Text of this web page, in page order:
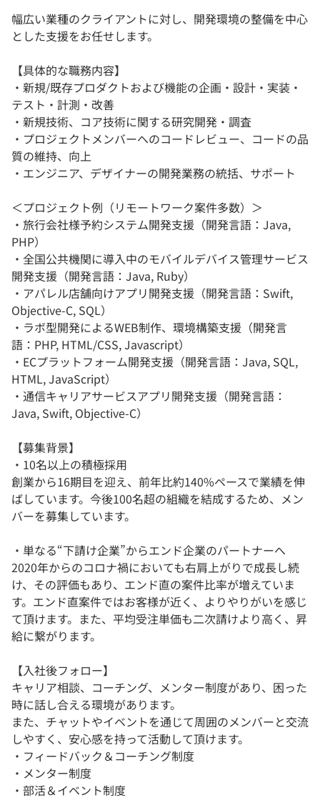
幅広い業種のクライアントに対し、開発環境の整備を中心
とした支援をお任せします。
【具体的な職務内容】
・新規/既存プロダクトおよび機能の企画・設計・実装・
テスト・計測・改善
・新規技術、コア技術に関する研究開発・調査
・プロジェクトメンバーへのコードレビュー、コードの品
質の維持、向上
・エンジニア、デザイナーの開発業務の統括、サポート
＜プロジェクト例（リモートワーク案件多数）＞
・旅行会社様予約システム開発支援（開発言語：Java,
PHP）
・全国公共機関に導入中のモバイルデバイス管理サービス
開発支援（開発言語：Java, Ruby）
・アパレル店舗向けアプリ開発支援（開発言語：Swift,
Objective-C, SQL）
・ラボ型開発によるWEB制作、環境構築支援（開発言
語：PHP, HTML/CSS, Javascript）
・ECプラットフォーム開発支援（開発言語：Java, SQL,
HTML, JavaScript）
・通信キャリアサービスアプリ開発支援（開発言語：
Java, Swift, Objective-C）
【募集背景】
・10名以上の積極採用
創業から16期目を迎え、前年比約140%ペースで業績を伸
ばしています。今後100名超の組織を結成するため、メン
バーを募集しています。
・単なる“下請け企業”からエンド企業のパートナーへ
2020年からのコロナ禍においても右肩上がりで成長し続
け、その評価もあり、エンド直の案件比率が増えていま
す。エンド直案件ではお客様が近く、よりやりがいを感じ
て頂けます。また、平均受注単価も二次請けより高く、昇
給に繋がります。
【入社後フォロー】
キャリア相談、コーチング、メンター制度があり、困った
時に話し合える環境があります。
また、チャットやイベントを通じて周囲のメンバーと交流
しやすく、安心感を持って活動して頂けます。
・フィードバック＆コーチング制度
・メンター制度
・部活＆イベント制度